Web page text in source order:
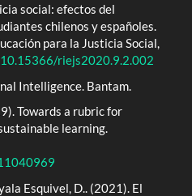
social: efectos del
chilenos y españoles.
para la Justicia Social,
riejs2020.9.2.002
Intelligence. Bantam.
Towards a rubric for
learning.
Esquivel, D.. (2021). El